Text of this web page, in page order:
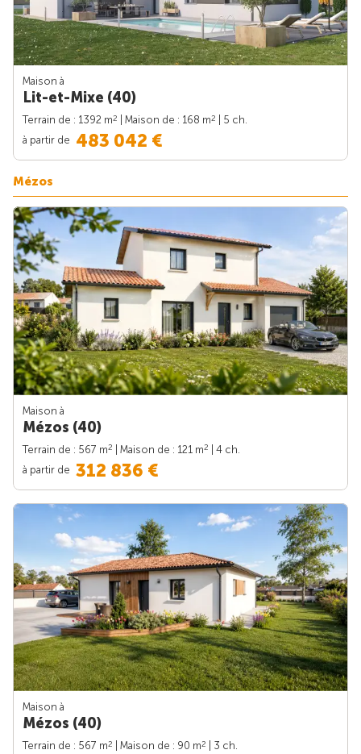
Maison à
Lit-et-Mixe (40)
Terrain de : 1392 m2 | Maison de : 168 m2
| 5 ch.
à partir de 483 042 €
Mézos
Maison à
Mézos (40)
Terrain de : 567 m2 | Maison de : 121 m2
| 4 ch.
à partir de 312 836 €
Maison à
Mézos (40)
Terrain de : 567 m2 | Maison de : 90 m2
| 3 ch.